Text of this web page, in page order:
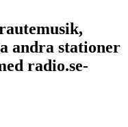
andra stationer
radio.se-